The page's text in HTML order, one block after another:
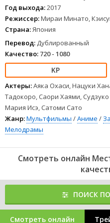
сам. Но разумеется, всё
предполагал мститель.
1234 5 67 8
Год выхода:2017
Режиссер:Мираи Минато,
Страна:Япония
Перевод: Дублированный
Качество: 720 - 1080
Актеры:Аяка Охаси, Нацуки
Тадокоро, Саори Хаями,
Мария Исэ, Сатоми Сато
Жанр:Мультфильмы /Аниме /
Мелодрамы
Смотреть онлайн
ПОИСК
Смотреть онлайн